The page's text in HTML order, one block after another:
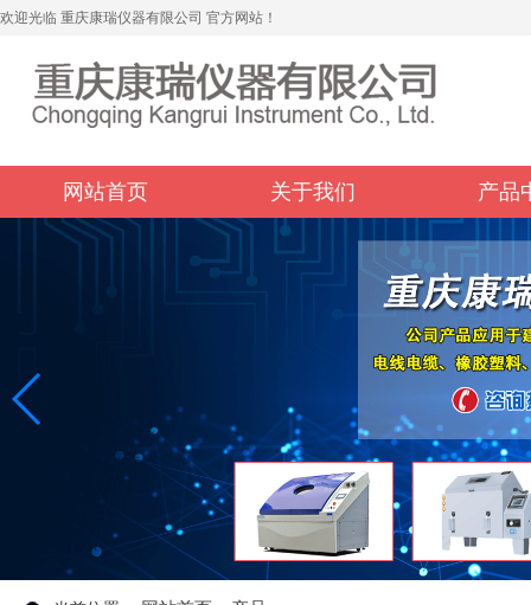
欢迎光临 重庆康瑞仪器有限公司 官方网站！
网站首页 关于我们 产品